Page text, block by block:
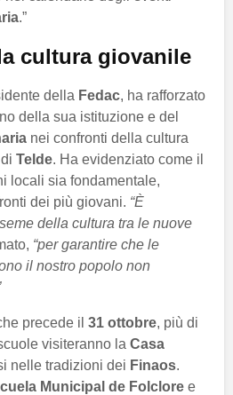
.”
cultura giovanile
della Fedac, ha rafforzato
della sua istituzione e del
nei confronti della cultura
Telde. Ha evidenziato come il
locali sia fondamentale,
dei più giovani. “È
della cultura tra le nuove
“per garantire che le
il nostro popolo non
precede il 31 ottobre, più di
visiteranno la Casa
nelle tradizioni dei Finaos.
Municipal de Folclore e